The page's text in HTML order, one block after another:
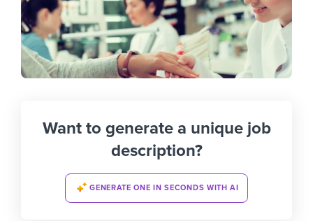
Want to generate a unique job
description?
GENERATE ONE IN SECONDS WITH AI